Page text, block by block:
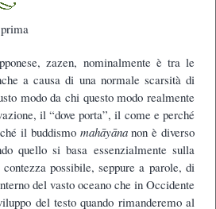
zazen, nominalmente è tra le
a causa di una normale scarsità di
modo da chi questo modo realmente
il “dove porta”, il come e perché
il buddismo mahāyānanon è diverso
quello si basa essenzialmente sulla
possibile, seppure a parole, di
del vasto oceano che in Occidente
del testo quando rimanderemo al